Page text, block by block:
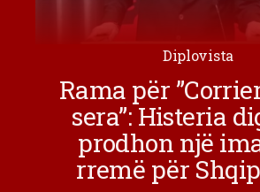
Diplovista
Rama për
sera”: Histeria
prodhon një
rremë për